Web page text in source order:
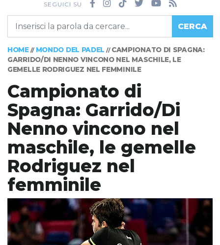
SEGUICI SU
CERCA
HOME// MONDO DEL PADEL // CAMPIONATO DI SPAGNA:
GARRIDO/DI NENNO VINCONO NEL MASCHILE, LE
GEMELLE RODRIGUEZ NEL FEMMINILE
Campionato di
Spagna: Garrido/Di
Nenno vincono nel
maschile, le gemelle
Rodriguez nel
femminile